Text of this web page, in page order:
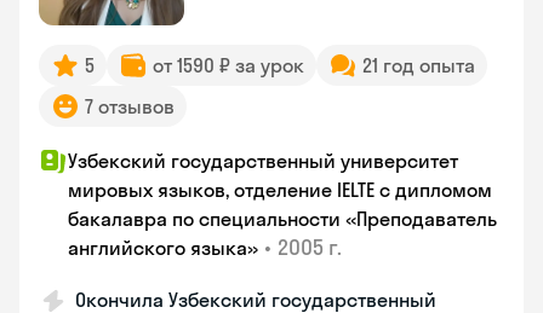
5 от 1590 ₽ за урок
21 год опыта
7 отзывов
Узбекский государственный университет
мировых языков, отделение IELTE с дипломом
бакалавра по специальности «Преподаватель
английского языка» • 2005 г.
Окончила Узбекский государственный